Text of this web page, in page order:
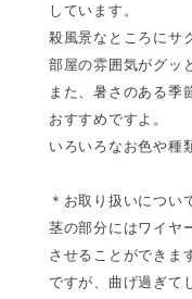
しています。
殺風景なところにサ
部屋の雰囲気がグッ
また、暑さのある季
おすすめですよ。
いろいろなお色や種
＊お取り扱いについ
茎の部分にはワイヤ
させることができま
ですが、曲げ過ぎて